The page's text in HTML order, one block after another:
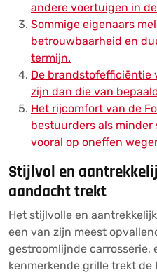
andere voertuigen in
Sommige eigenaars
betrouwbaarheid en
termijn.
De brandstofefficiëntie
zijn dan die van
Het rijcomfort van de
bestuurders als minder
vooral op oneffen
Stijlvol en
aandacht trekt
Het stijlvolle en
een van zijn meest
gestroomlijnde carrosserie,
kenmerkende grille trekt de